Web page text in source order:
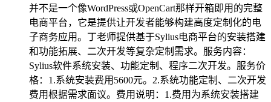
并不是一个像WordPress或OpenCart那样开箱即用的完整
电商平台，它是提供让开发者能够构建高度定制化的电
子商务应用。丁老师提供基于Sylius电商平台的安装搭建
和功能拓展、二次开发等复杂定制需求。服务内容：
Sylius软件系统安装、功能定制、程序二次开发。服务价
格：1.系统安装费用5600元。2.系统功能定制、二次开发
费用根据需求面议。费用说明：1.费用为系统安装搭建